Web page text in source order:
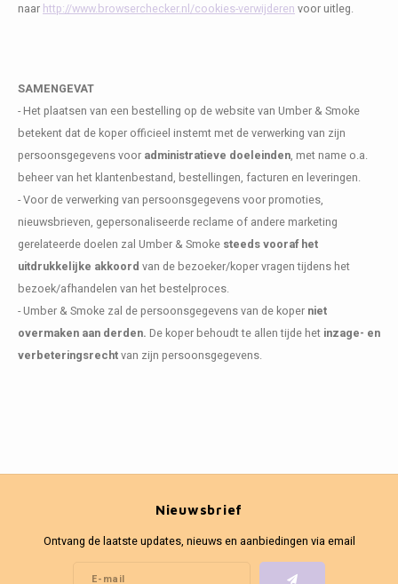
naar http://www.browserchecker.nl/cookies-verwijderen voor uitleg.
SAMENGEVAT
- Het plaatsen van een bestelling op de website van Umber & Smoke
betekent dat de koper officieel instemt met de verwerking van zijn
persoonsgegevens voor administratieve doeleinden, met name o.a.
beheer van het klantenbestand, bestellingen, facturen en leveringen.
- Voor de verwerking van persoonsgegevens voor promoties,
nieuwsbrieven, gepersonaliseerde reclame of andere marketing
gerelateerde doelen zal Umber & Smoke steeds vooraf het
uitdrukkelijke akkoord van de bezoeker/koper vragen tijdens het
bezoek/afhandelen van het bestelproces.
- Umber & Smoke zal de persoonsgegevens van de koper niet
overmaken aan derden. De koper behoudt te allen tijde het inzage- en
verbeteringsrechtvan zijn persoonsgegevens.
Nieuwsbrief
Ontvang de laatste updates, nieuws en aanbiedingen via email